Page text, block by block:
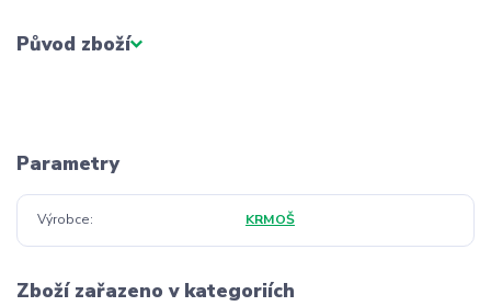
Původ zboží
Parametry
Výrobce KRMOŠ
Zboží zařazeno v kategoriích